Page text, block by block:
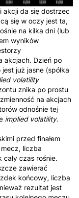
akcji da się dostrzec
się w oczy jest ta,
na kilka dni (lub
wyników
akcjach. Dzień po
już jasne (spółka
volatility
znika po prostu
na akcjach
odnośnie tej
implied volatility.
przed finałem
liczba
czas rośnie.
zawierać
końcowy, liczba
rezultat jest